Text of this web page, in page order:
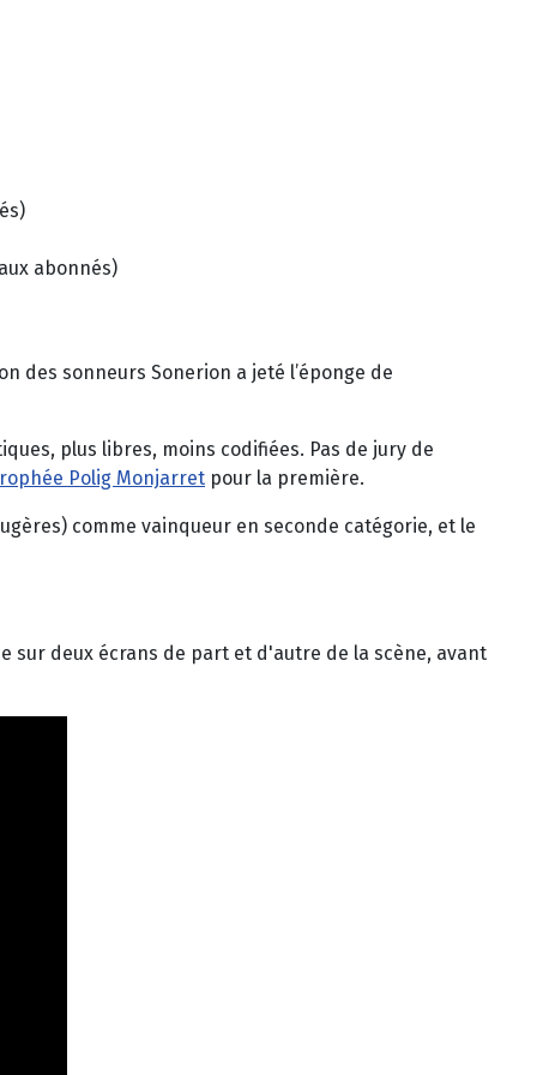
abonnés)
des sonneurs Sonerion a jeté l’éponge de
plus libres, moins codifiées. Pas de jury de
Polig Monjarret pour la première.
comme vainqueur en seconde catégorie, et le
sur deux écrans de part et d'autre de la scène, avant